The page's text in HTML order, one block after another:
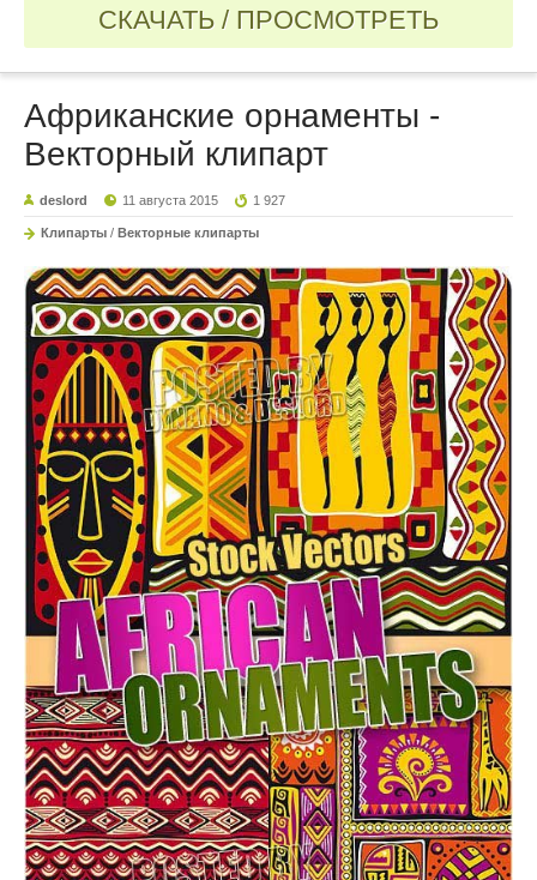
СКАЧАТЬ / ПРОСМОТРЕТЬ
Африканские орнаменты -
Векторный клипарт
deslord 11 августа 2015 1 927
Клипарты / Векторные клипарты